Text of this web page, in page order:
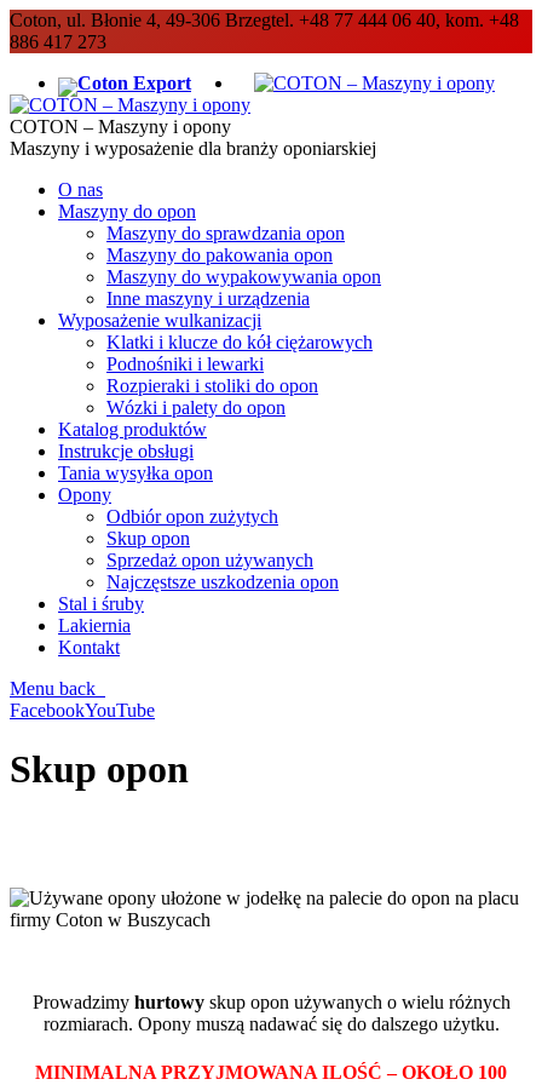
Coton, ul. Błonie 4, 49-306 Brzegtel. +48 77 444 06 40, kom. +48
886 417 273
Coton Export
COTON – Maszyny i opony
Maszyny i wyposażenie dla branży oponiarskiej
O nas
Maszyny do opon
Maszyny do sprawdzania opon
Maszyny do pakowania opon
Maszyny do wypakowywania opon
Inne maszyny i urządzenia
Wyposażenie wulkanizacji
Klatki i klucze do kół ciężarowych
Podnośniki i lewarki
Rozpieraki i stoliki do opon
Wózki i palety do opon
Katalog produktów
Instrukcje obsługi
Tania wysyłka opon
Opony
Odbiór opon zużytych
Skup opon
Sprzedaż opon używanych
Najczęstsze uszkodzenia opon
Stal i śruby
Lakiernia
Kontakt
Menu back
FacebookYouTube
Skup opon
Prowadzimy hurtowyskup opon używanych o wielu różnych
rozmiarach. Opony muszą nadawać się do dalszego użytku.
MINIMALNA PRZYJMOWANA ILOŚĆ – OKOŁO 100